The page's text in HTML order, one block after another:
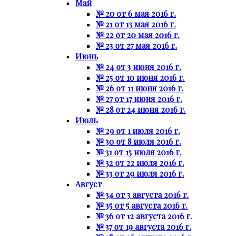
Май
№ 20 от 6 мая 2016 г.
№ 21 от 13 мая 2016 г.
№ 22 от 20 мая 2016 г.
№ 23 от 27 мая 2016 г.
Июнь
№ 24 от 3 июня 2016 г.
№ 25 от 10 июня 2016 г.
№ 26 от 11 июня 2016 г.
№ 27 от 17 июня 2016 г.
№ 28 от 24 июня 2016 г.
Июль
№ 29 от 1 июля 2016 г.
№ 30 от 8 июля 2016 г.
№ 31 от 15 июля 2016 г.
№ 32 от 22 июля 2016 г.
№ 33 от 29 июля 2016 г.
Август
№ 34 от 3 августа 2016 г.
№ 35 от 5 августа 2016 г.
№ 36 от 12 августа 2016 г.
№ 37 от 19 августа 2016 г.